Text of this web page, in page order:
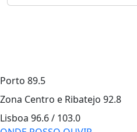
Porto 89.5
Zona Centro e Ribatejo 92.8
Lisboa 96.6 / 103.0